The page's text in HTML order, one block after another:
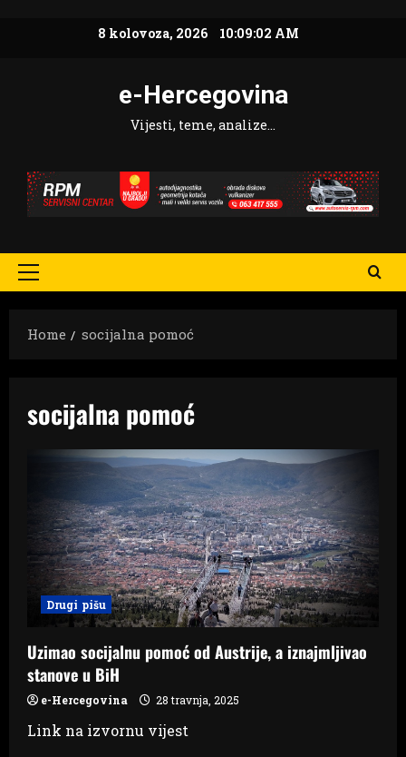
8 kolovoza, 2026 10:09:04 AM
e-Hercegovina
Vijesti, teme, analize…
Primary
Home
socijalna pomoć
socijalna pomoć
Drugi pišu
Uzimao socijalnu pomoć od Austrije, a iznajmljivao
stanove u BiH
e-Hercegovina 28 travnja, 2025
Link na izvornu vijest